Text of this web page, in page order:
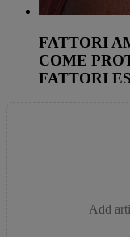
FATTORI
COME
FATTORI
Add